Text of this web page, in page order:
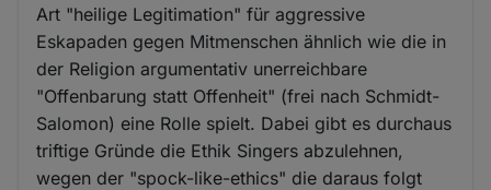
Art "heilige Legitimation" für aggressive
Eskapaden gegen Mitmenschen ähnlich wie die in
der Religion argumentativ unerreichbare
"Offenbarung statt Offenheit" (frei nach Schmidt-
Salomon) eine Rolle spielt. Dabei gibt es durchaus
triftige Gründe die Ethik Singers abzulehnen,
wegen der "spock-like-ethics" die daraus folgt